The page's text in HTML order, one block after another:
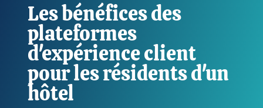
Les bénéfices des
plateformes
d'expérience client
pour les résidents d'un
hôtel